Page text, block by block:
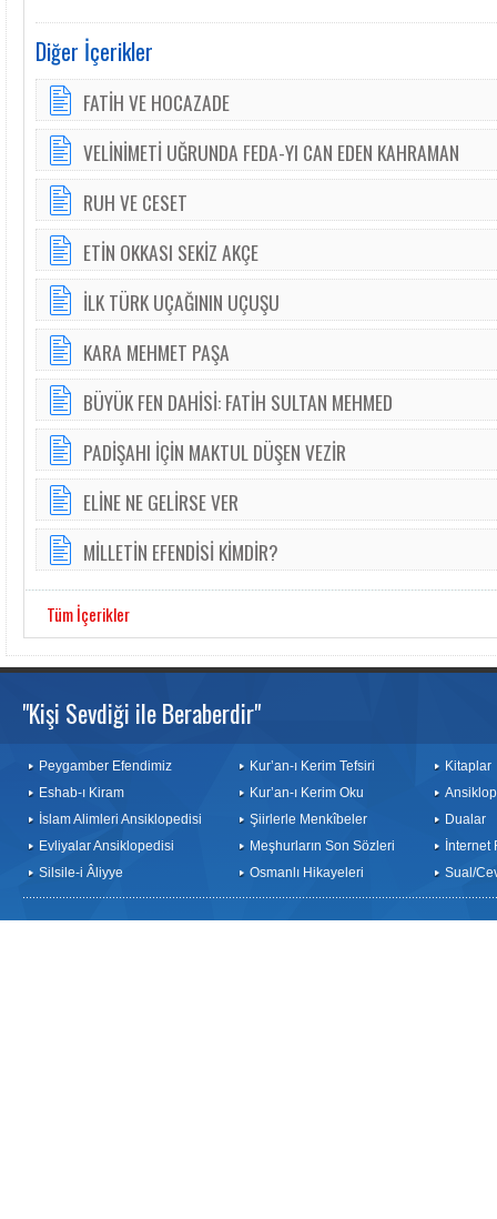
Diğer İçerikler
FATİH VE HOCAZADE
VELİNİMETİ UĞRUNDA FEDA-YI CAN EDEN KAHRAMAN
RUH VE CESET
ETİN OKKASI SEKİZ AKÇE
İLK TÜRK UÇAĞININ UÇUŞU
KARA MEHMET PAŞA
BÜYÜK FEN DAHİSİ: FATİH SULTAN MEHMED
PADİŞAHI İÇİN MAKTUL DÜŞEN VEZİR
ELİNE NE GELİRSE VER
MİLLETİN EFENDİSİ KİMDİR?
Tüm İçerikler
"Kişi Sevdiği ile Beraberdir"
Peygamber Efendimiz
Eshab-ı Kiram
İslam Alimleri Ansiklopedisi
Evliyalar Ansiklopedisi
Silsile-i Âliyye
Kur’an-ı Kerim Tefsiri
Kur’an-ı Kerim Oku
Şiirlerle Menkîbeler
Meşhurların Son Sözleri
Osmanlı Hikayeleri
Kitaplar
Dualar
İnternet
Sual/